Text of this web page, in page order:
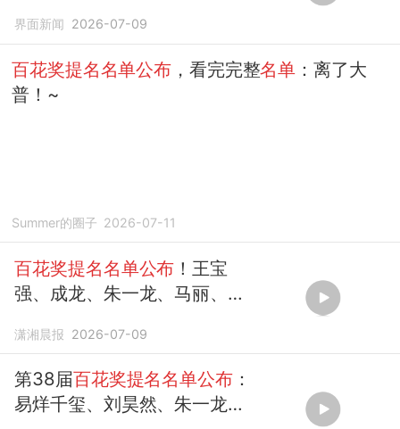
界面新闻 2026-07-09
百花奖提名名单公布 ，看完完整名单 ：离了大
普！~
Summer的圈子 2026-07-11
百花奖提名名单公布 ！王宝
强、成龙、朱一龙、马丽、宋
主角
潇湘晨报 2026-07-09
第38届百花奖提名名单公布：
易烊千玺、刘昊然、朱一龙等